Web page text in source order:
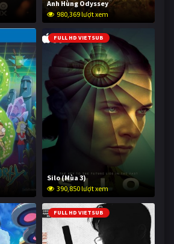
Anh Hùng Odyssey
980,369 lượt xem
FULL HD VIETSUB
Silo (Mùa 3)
390,850 lượt xem
FULL HD VIETSUB